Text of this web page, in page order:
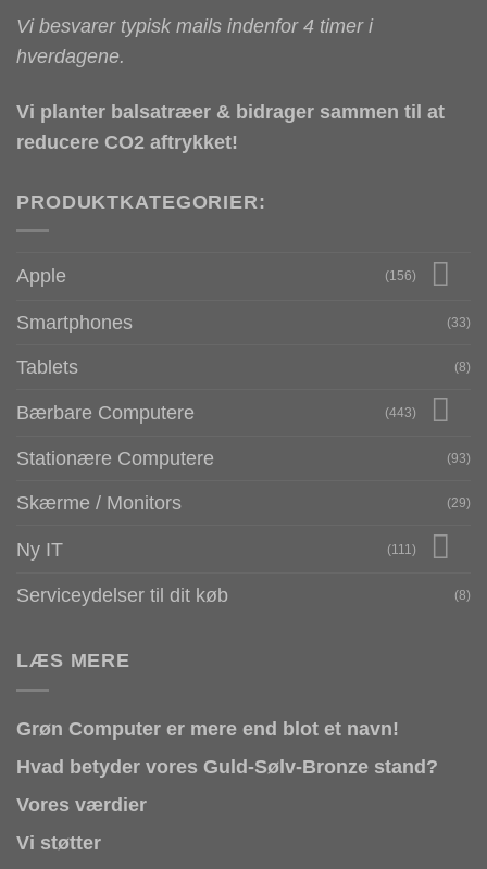
Vi besvarer typisk mails indenfor 4 timer i
hverdagene.
Vi planter balsatræer & bidrager sammen til at
reducere CO2 aftrykket!
PRODUKTKATEGORIER:
Apple (156)
Smartphones (33)
Tablets (8)
Bærbare Computere (443)
Stationære Computere (93)
Skærme / Monitors (29)
Ny IT (111)
Serviceydelser til dit køb (8)
LÆS MERE
Grøn Computer er mere end blot et navn!
Hvad betyder vores Guld-Sølv-Bronze stand?
Vores værdier
Vi støtter